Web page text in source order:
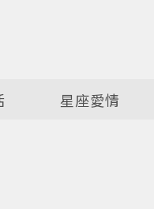
星座愛情